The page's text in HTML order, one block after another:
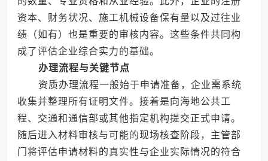
资本、财务状况、施工机械设备保有量以及过往业
绩（如有）也是重要的审核内容。这些条件共同构
成了评估企业综合实力的基础。
办理流程与关键节点
资质办理流程一般始于申请准备，企业需系统
收集并整理所有证明文件。接着是向海地公共工
程、交通和通信部或其他指定机构提交正式申请。
随后进入材料审核与可能的现场核查阶段，主管部
门将评估申请材料的真实性与企业实际情况的符合